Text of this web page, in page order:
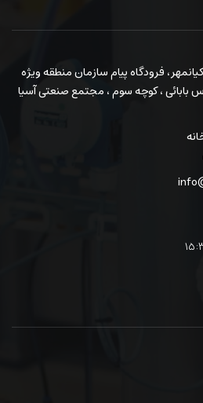
، فرودگاه پیام سازمان منطقه ویژه
بابائی ، کوچه سوم ، مجتمع صنعتی آسیا